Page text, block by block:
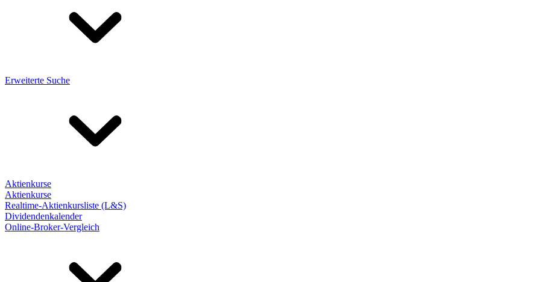
Erweiterte Suche
Aktienkurse
Aktienkurse
Realtime-Aktienkursliste (L&S)
Dividendenkalender
Online-Broker-Vergleich